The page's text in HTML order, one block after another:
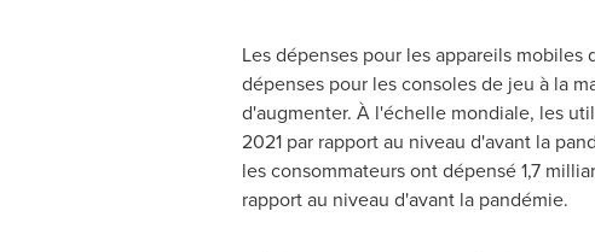
Les dépenses pour les appareils
dépenses pour les consoles de jeu à la
d'augmenter. À l'échelle mondiale, les
2021 par rapport au niveau d'avant la
les consommateurs ont dépensé 1,7
rapport au niveau d'avant la pandémie.